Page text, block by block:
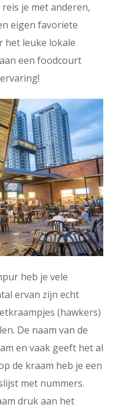
je met anderen,
eigen favoriete
het leuke lokale
een foodcourt
heb je vele
ervan zijn echt
(hawkers)
De naam van de
en vaak geeft het al
de kraam heb je een
met nummers.
druk aan het